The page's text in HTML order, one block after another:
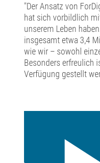
"Der Ansatz von
hat sich vorbildlich
unserem Leben
insgesamt etwa 3,4
wie wir – sowohl
Besonders erfreulich
Verfügung gestellt